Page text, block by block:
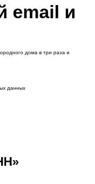
email и
дома в три раза и
данных